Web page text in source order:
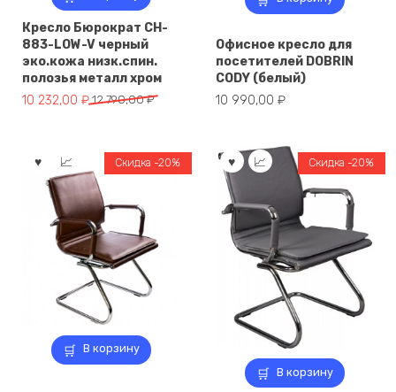
Кресло Бюрократ CH-
883-LOW-V черный
эко.кожа низк.спин.
полозья металл хром
12 790,00₽
Первоначальная
790,00 ₽.
10 232,00 ₽
Текущая
232,00 ₽.
Офисное кресло для
посетителей DOBRIN
CODY (белый)
10 990,00 ₽
В корзину
Скидка -20%
В корзину
Скидка -20%